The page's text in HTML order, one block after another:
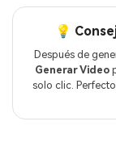
💡
Después de
Generar Video
solo clic.